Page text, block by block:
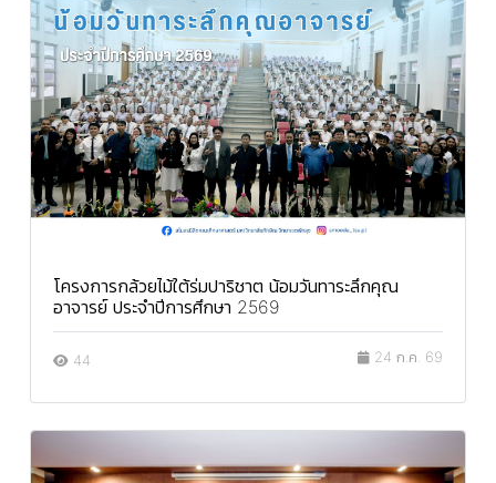
โครงการกล้วยไม้ใต้ร่มปาริชาต น้อมวันทาระลึกคุณ
อาจารย์ ประจำปีการศึกษา 2569
44 24 ก.ค. 69